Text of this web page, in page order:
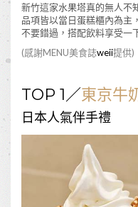
新竹這家水果塔真的無人不
品項皆以當日蛋糕櫃內為主
不要錯過，搭配飲料享受一
(感謝MENU美食誌weii提供)
TOP 1／東京牛
日本人氣伴手禮